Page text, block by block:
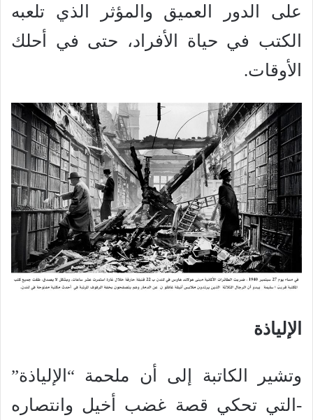
على الدور العميق والمؤثر الذي تلعبه
الكتب في حياة الأفراد، حتى في أحلك
الأوقات.
الإلياذة
وتشير الكاتبة إلى أن ملحمة “الإلياذة”
-التي تحكي قصة غضب أخيل وانتصاره